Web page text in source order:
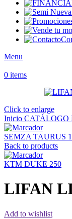
Menu
0 items
Click to enlarge
Inicio CATÁLOGO
SEMZA TAURUS
Back to products
KTM DUKE 250
LIFAN
Add to wishlist